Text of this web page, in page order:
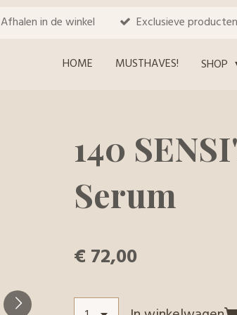
Afhalen in de winkel Exclusieve producten
HOME MUSTHAVES! SHOP
140
Serum
€ 72,00